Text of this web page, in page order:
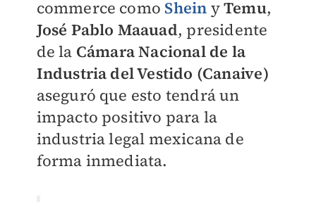
commerce como Shein yTemu,
José Pablo Maauad, presidente
de la Cámara Nacional de la
Industria del Vestido (Canaive)
aseguró que esto tendrá un
impacto positivo para la
industria legal mexicana de
forma inmediata.